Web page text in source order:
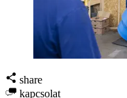
share
kapcsolat